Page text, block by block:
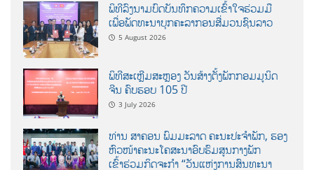
ພິທີລົງນາມບົດບັນທຶກຄວາມເຂົ້າໃຈຮ່ວມມື
ເພື່ອພັດທະນາບຸກຄະລາກອນສື່ມວນຊົນລາວ
5 August 2026
ພິທີສະເຫຼີມສະຫຼອງ ວັນສ້າງຕັ້ງພັກກອມມູນິດ
ຈີນ ຄົບຮອບ 105 ປີ
3 July 2026
ທ່ານ ສາຄອນ ພົມມະລາດ ຄະນະປະຈໍາພັກ, ຮອງ
ຫົວໜ້າຄະນະໂຄສະນາອົບຮົມສູນກາງພັກ
ເຂົ້າຮ່ວມກິດຈະກຳ “ວັນແຫ່ງການສົນທະນາ